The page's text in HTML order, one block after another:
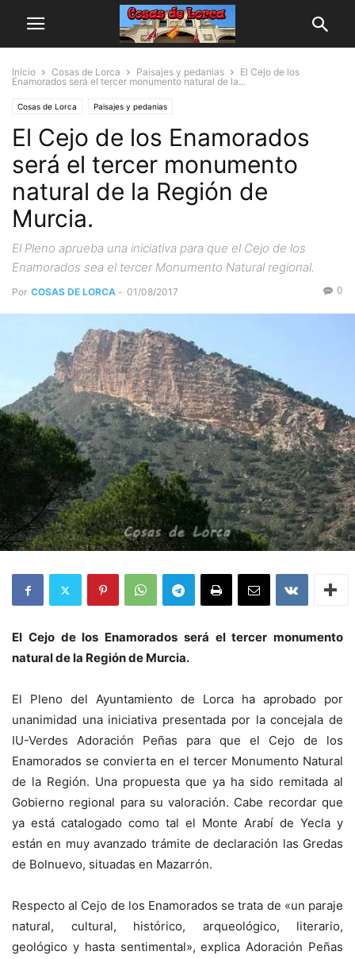
Inicio Cosas de Lorca Paisajes y pedanias
El Cejo de los
Enamorados será el tercer monumento natural de la...
Cosas de Lorca Paisajes y pedanias
El Cejo de los Enamorados
será el tercer monumento
natural de la Región de
Murcia.
El Pleno aprueba una iniciativa para que el Cejo de los
Enamorados sea el tercer Monumento Natural regional.
Por COSAS DE LORCA - 01/08/2017 0
El Cejo de los Enamorados será el tercer monumento
natural de la Región de Murcia.
El Pleno del Ayuntamiento de Lorca ha aprobado por
unanimidad una iniciativa presentada por la concejala de
IU-Verdes Adoración Peñas para que el Cejo de los
Enamorados se convierta en el tercer Monumento Natural
de la Región. Una propuesta que ya ha sido remitada al
Gobierno regional para su valoración. Cabe recordar que
ya está catalogado como tal el Monte Arabí de Yecla y
están en muy avanzado trámite de declaración las Gredas
de Bolnuevo, situadas en Mazarrón.
Respecto al Cejo de los Enamorados se trata de «un paraje
natural, cultural, histórico, arqueológico, literario,
geológico y hasta sentimental», explica Adoración Peñas